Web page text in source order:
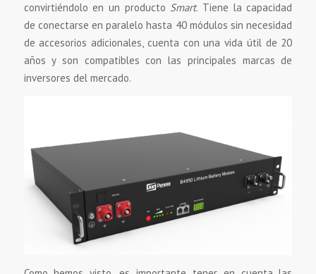
convirtiéndolo en un producto Smart. Tiene la capacidad
de conectarse en paralelo hasta 40 módulos sin necesidad
de accesorios adicionales, cuenta con una vida útil de 20
años y son compatibles con las principales marcas de
inversores del mercado.